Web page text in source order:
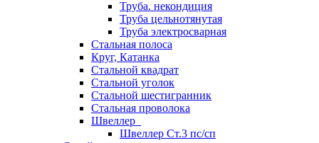
Труба. некондиция
Труба цельнотянутая
Труба электросварная
Стальная полоса
Круг, Катанка
Стальной квадрат
Стальной уголок
Стальной шестигранник
Стальная проволока
Швеллер
Швеллер Ст.3 пс/сп